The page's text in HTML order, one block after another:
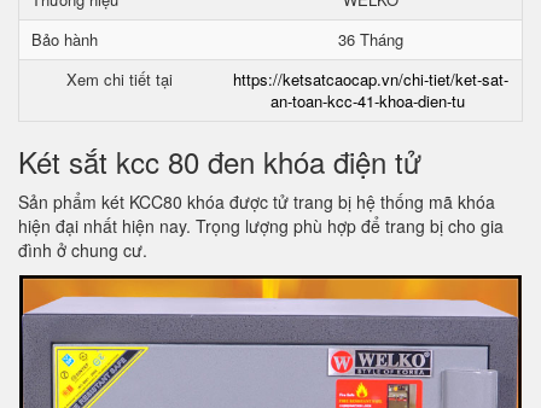
Bảo hành
36 Tháng
Xem chi tiết tại
https://ketsatcaocap.vn/chi-tiet/ket-sat-
an-toan-kcc-41-khoa-dien-tu
Két sắt kcc 80 đen khóa điện tử
Sản phẩm két KCC80 khóa được tử trang bị hệ thống mã khóa
hiện đại nhất hiện nay. Trọng lượng phù hợp để trang bị cho gia
đình ở chung cư.